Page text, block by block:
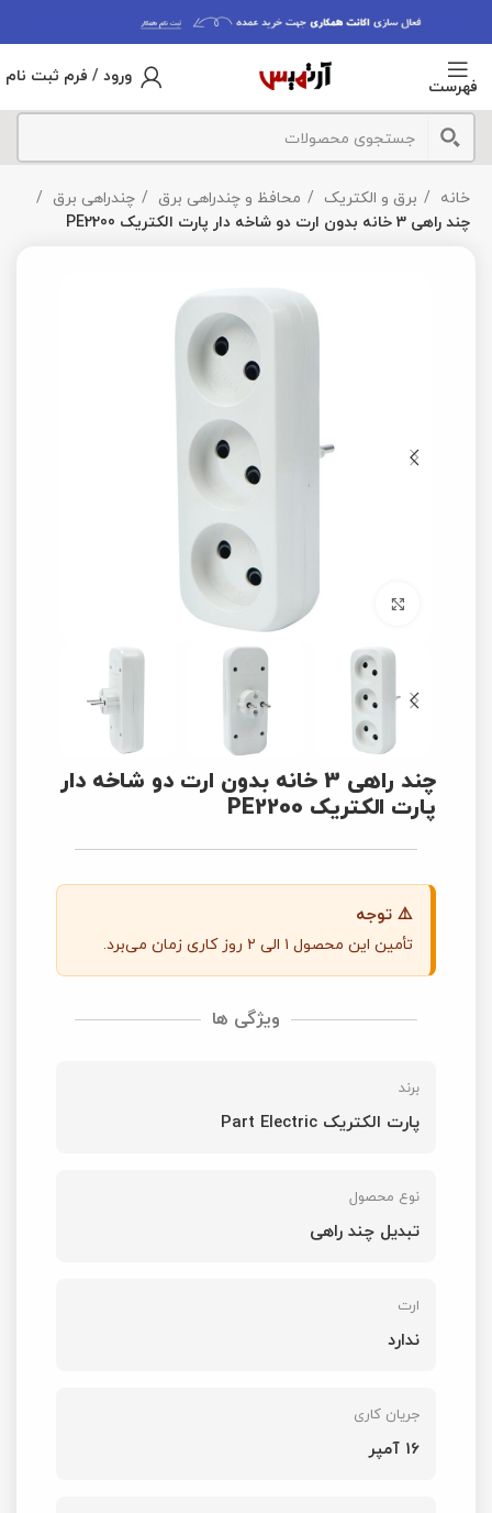
فهرست
ورود / فرم ثبت نام
خانه برق و الکتریک محافظ و چندراهی برق
چندراهی برق
چند راهی 3 خانه بدون ارت دو شاخه دار پارت الکتریک PE2200
برای بزرگنمایی کلیک کنید
چند راهی 3 خانه بدون ارت دو شاخه دار
پارت الکتریک PE2200
⚠️ توجه
تأمین این محصول ۱ الی ۲ روز کاری زمان می‌برد.
ویژگی ها
برند
پارت الکتریک Part Electric
نوع محصول
تبدیل چند راهی
ارت
ندارد
جریان کاری
16 آمپر